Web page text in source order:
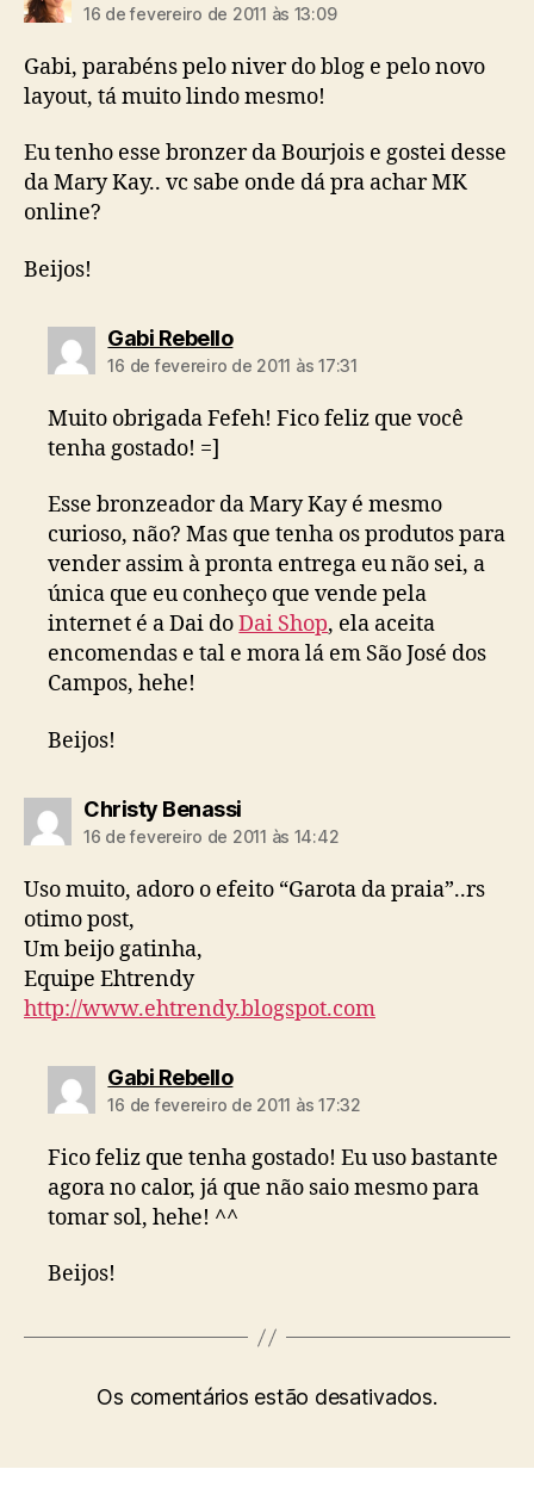
16 de fevereiro de 2011 às 13:09
Gabi, parabéns pelo niver do blog e pelo novo
layout, tá muito lindo mesmo!
Eu tenho esse bronzer da Bourjois e gostei desse
da Mary Kay.. vc sabe onde dá pra achar MK
online?
Beijos!
Gabi Rebellodiz:
16 de fevereiro de 2011 às 17:31
Muito obrigada Fefeh! Fico feliz que você
tenha gostado! =]
Esse bronzeador da Mary Kay é mesmo
curioso, não? Mas que tenha os produtos para
vender assim à pronta entrega eu não sei, a
única que eu conheço que vende pela
internet é a Dai doDai Shop, ela aceita
encomendas e tal e mora lá em São José dos
Campos, hehe!
Beijos!
Christy Benassidiz:
16 de fevereiro de 2011 às 14:42
Uso muito, adoro o efeito “Garota da praia”..rs
otimo post,
Um beijo gatinha,
Equipe Ehtrendy
http://www.ehtrendy.blogspot.com
Gabi Rebellodiz:
16 de fevereiro de 2011 às 17:32
Fico feliz que tenha gostado! Eu uso bastante
agora no calor, já que não saio mesmo para
tomar sol, hehe! ^^
Beijos!
Os comentários estão desativados.